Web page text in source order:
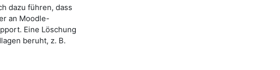
dazu führen, dass
an Moodle-
Eine Löschung
beruht, z. B.